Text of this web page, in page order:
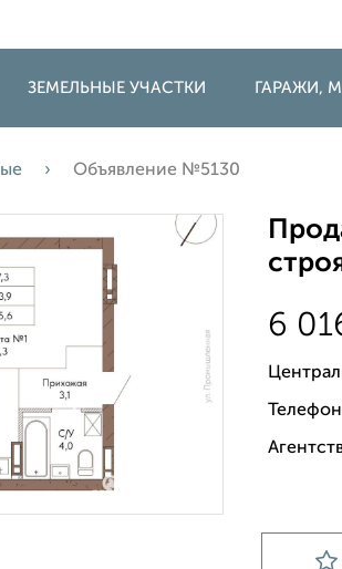
ЗЕМЕЛЬНЫЕ УЧАСТКИ ГАРАЖИ,
Объявление №5130
6